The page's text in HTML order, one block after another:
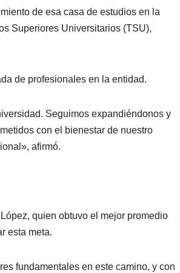
de esa casa de estudios en la
Superiores Universitarios (TSU),
de profesionales en la entidad.
Seguimos expandiéndonos y
con el bienestar de nuestro
afirmó.
quien obtuvo el mejor promedio
esta meta.
fundamentales en este camino, y con